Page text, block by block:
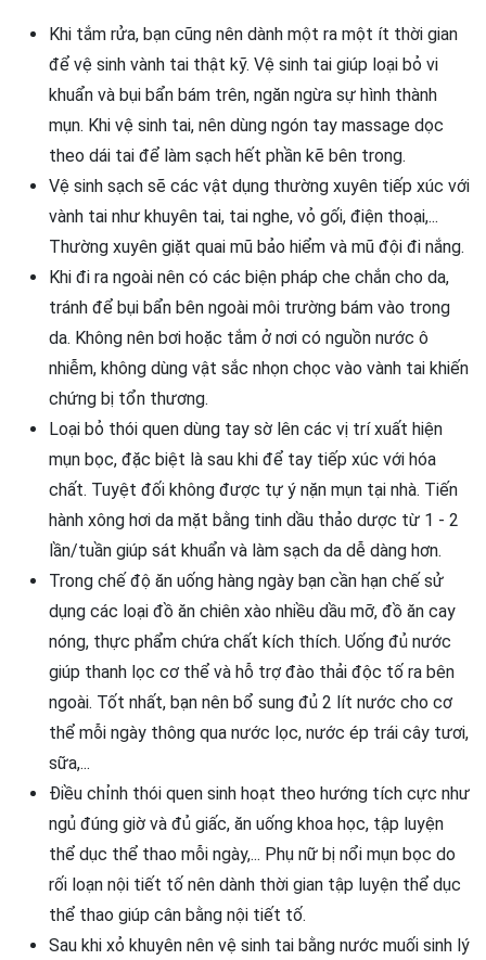
Khi tắm rửa, bạn cũng nên dành một ra một ít thời gian
để vệ sinh vành tai thật kỹ. Vệ sinh tai giúp loại bỏ vi
khuẩn và bụi bẩn bám trên, ngăn ngừa sự hình thành
mụn. Khi vệ sinh tai, nên dùng ngón tay massage dọc
theo dái tai để làm sạch hết phần kẽ bên trong.
Vệ sinh sạch sẽ các vật dụng thường xuyên tiếp xúc với
vành tai như khuyên tai, tai nghe, vỏ gối, điện thoại,...
Thường xuyên giặt quai mũ bảo hiểm và mũ đội đi nắng.
Khi đi ra ngoài nên có các biện pháp che chắn cho da,
tránh để bụi bẩn bên ngoài môi trường bám vào trong
da. Không nên bơi hoặc tắm ở nơi có nguồn nước ô
nhiễm, không dùng vật sắc nhọn chọc vào vành tai khiến
chứng bị tổn thương.
Loại bỏ thói quen dùng tay sờ lên các vị trí xuất hiện
mụn bọc, đặc biệt là sau khi để tay tiếp xúc với hóa
chất. Tuyệt đối không được tự ý nặn mụn tại nhà. Tiến
hành xông hơi da mặt bằng tinh dầu thảo dược từ 1 - 2
lần/tuần giúp sát khuẩn và làm sạch da dễ dàng hơn.
Trong chế độ ăn uống hàng ngày bạn cần hạn chế sử
dụng các loại đồ ăn chiên xào nhiều dầu mỡ, đồ ăn cay
nóng, thực phẩm chứa chất kích thích. Uống đủ nước
giúp thanh lọc cơ thể và hỗ trợ đào thải độc tố ra bên
ngoài. Tốt nhất, bạn nên bổ sung đủ 2 lít nước cho cơ
thể mỗi ngày thông qua nước lọc, nước ép trái cây tươi,
sữa,...
Điều chỉnh thói quen sinh hoạt theo hướng tích cực như
ngủ đúng giờ và đủ giấc, ăn uống khoa học, tập luyện
thể dục thể thao mỗi ngày,... Phụ nữ bị nổi mụn bọc do
rối loạn nội tiết tố nên dành thời gian tập luyện thể dục
thể thao giúp cân bằng nội tiết tố.
Sau khi xỏ khuyên nên vệ sinh tai bằng nước muối sinh lý